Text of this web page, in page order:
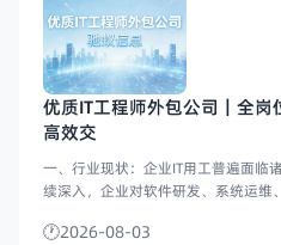
优质IT工程师外包公司｜全岗
高效交
一、行业现状：企业IT用工普遍面临
续深入，企业对软件研发、系统运维
2026-08-03